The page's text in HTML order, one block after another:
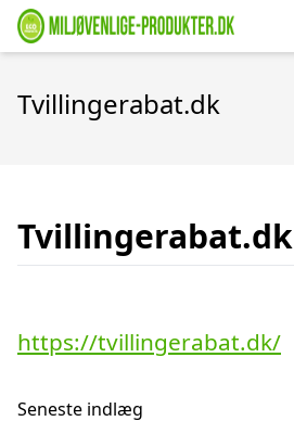
Tvillingerabat.dk
Tvillingerabat.dk
https://tvillingerabat.dk/
Seneste indlæg